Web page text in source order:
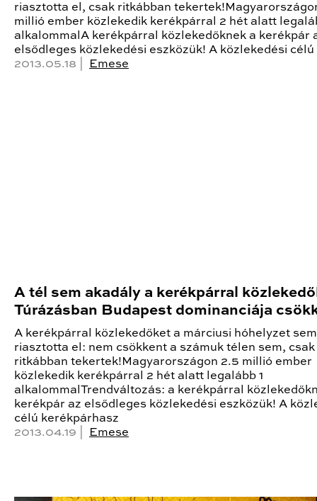
riasztotta el, csak ritkábban
millió ember közlekedik kerékpárral 2 hét alatt
alkalommalA kerékpárral közlekedőknek a kerékpár
elsődleges közlekedési eszközük! A közlekedési célú
2013.05.18 |
Emese
A tél sem akadály a kerékpárral
Túrázásban Budapest dominanciája
A kerékpárral közlekedőket a márciusi hóhelyzet sem
riasztotta el: nem csökkent a számuk télen sem, csak
ritkábban tekertek!Magyarországon 2.5 millió ember
közlekedik kerékpárral 2 hét alatt legalább 1
alkalommalTrendváltozás: a kerékpárral
kerékpár az elsődleges közlekedési eszközük! A
célú kerékpárhasz
2013.04.19 |
Emese